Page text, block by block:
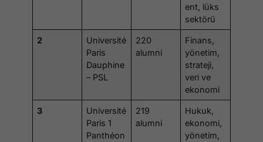
ent, lüks
sektörü
2
Université
Paris
Dauphine
– PSL
220
alumni
Finans,
yönetim,
strateji,
veri ve
ekonomi
3
Université
Paris 1
Panthéon
219
alumni
Hukuk,
ekonomi,
yönetim,